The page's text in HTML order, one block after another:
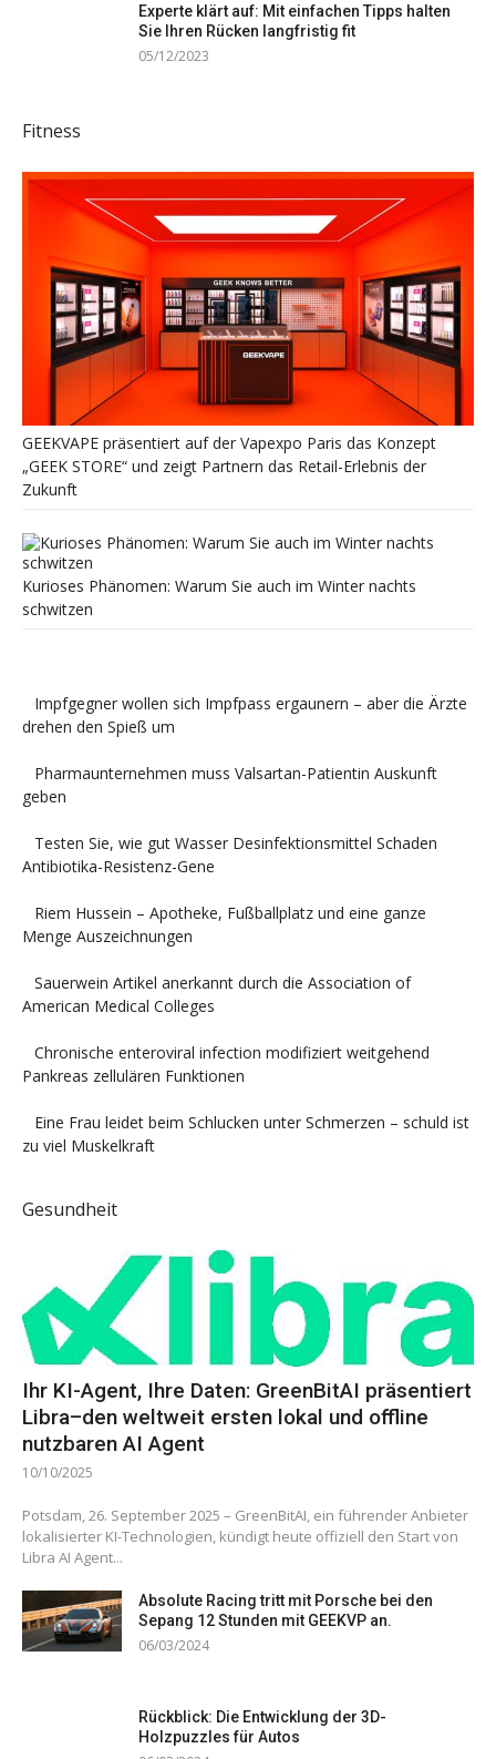
Experte klärt auf: Mit einfachen Tipps halten
Sie Ihren Rücken langfristig fit
05/12/2023
Fitness
GEEKVAPE präsentiert auf der Vapexpo Paris das Konzept
„GEEK STORE“ und zeigt Partnern das Retail-Erlebnis der
Zukunft
Kurioses Phänomen: Warum Sie auch im Winter nachts
schwitzen
Impfgegner wollen sich Impfpass ergaunern – aber die Ärzte
drehen den Spieß um
Pharmaunternehmen muss Valsartan-Patientin Auskunft
geben
Testen Sie, wie gut Wasser Desinfektionsmittel Schaden
Antibiotika-Resistenz-Gene
Riem Hussein – Apotheke, Fußballplatz und eine ganze
Menge Auszeichnungen
Sauerwein Artikel anerkannt durch die Association of
American Medical Colleges
Chronische enteroviral infection modifiziert weitgehend
Pankreas zellulären Funktionen
Eine Frau leidet beim Schlucken unter Schmerzen – schuld ist
zu viel Muskelkraft
Gesundheit
Ihr KI-Agent, Ihre Daten: GreenBitAI präsentiert
Libra–den weltweit ersten lokal und offline
nutzbaren AI Agent
10/10/2025
Potsdam, 26. September 2025 – GreenBitAI, ein führender Anbieter
lokalisierter KI-Technologien, kündigt heute offiziell den Start von
Libra AI Agent...
Absolute Racing tritt mit Porsche bei den
Sepang 12 Stunden mit GEEKVP an.
06/03/2024
Rückblick: Die Entwicklung der 3D-
Holzpuzzles für Autos